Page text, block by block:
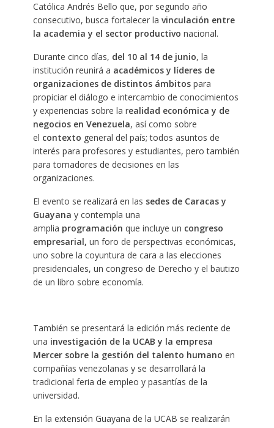
Católica Andrés Bello que, por segundo año
consecutivo, busca fortalecer la vinculación entre
la academia y el sector productivo nacional.
Durante cinco días, del 10 al 14 de junio, la
institución reunirá a académicos y líderes de
organizaciones de distintos ámbitospara
propiciar el diálogo e intercambio de conocimientos
y experiencias sobre la realidad económica y de
negocios en Venezuela, así como sobre
el contexto general del país; todos asuntos de
interés para profesores y estudiantes, pero también
para tomadores de decisiones en las
organizaciones.
El evento se realizará en las sedes de Caracas y
Guayana y contempla una
amplia programación que incluye un congreso
empresarial, un foro de perspectivas económicas,
uno sobre la coyuntura de cara a las elecciones
presidenciales, un congreso de Derecho y el bautizo
de un libro sobre economía.
También se presentará la edición más reciente de
una investigación de la UCAB y la empresa
Mercer sobre la gestión del talento humano en
compañías venezolanas y se desarrollará la
tradicional feria de empleo y pasantías de la
universidad.
En la extensión Guayana de la UCAB se realizarán